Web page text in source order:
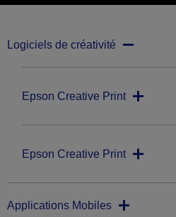
Logiciels de créativité
Epson Creative Print
Epson Creative Print
Applications Mobiles